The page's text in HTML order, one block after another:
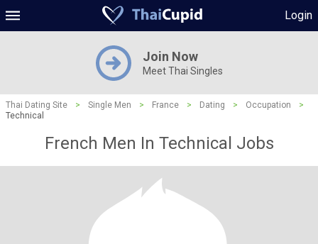
Login
Join Now
Meet Thai Singles
Thai Dating Site > Single Men > France > Dating > Occupation
>
Technical
French Men In Technical Jobs